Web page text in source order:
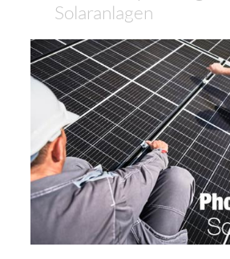
Solaranlagen